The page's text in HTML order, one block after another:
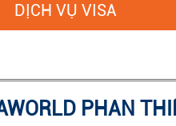
DỊCH VỤ VISA
PHAN